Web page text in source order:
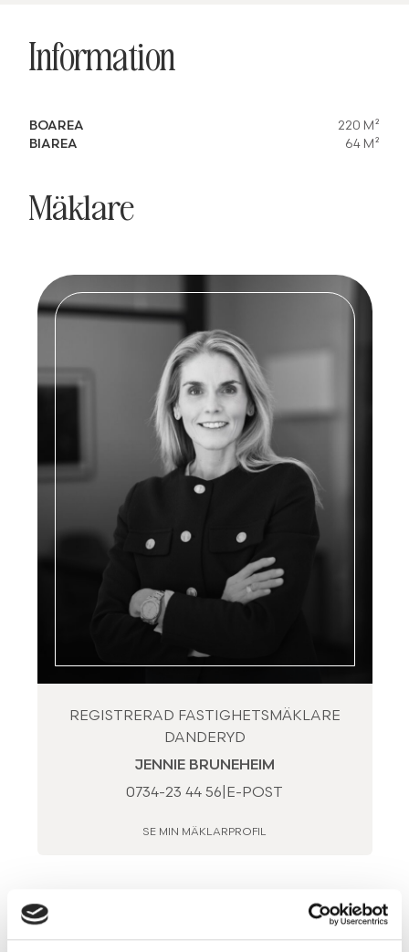
Information
BOAREA
220 M²
BIAREA
64 M²
Mäklare
REGISTRERAD FASTIGHETSMÄKLARE
DANDERYD
JENNIE BRUNEHEIM
0734-23 44 56 E-POST
SE MIN MÄKLARPROFIL
Visning